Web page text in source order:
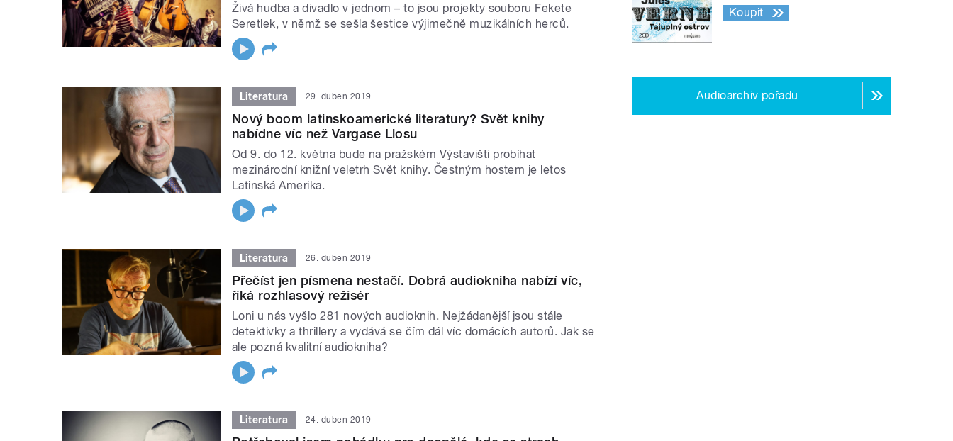
Živá hudba a divadlo v jednom – to jsou projekty souboru Fekete
Seretlek, v němž se sešla šestice výjimečně muzikálních herců.
Literatura 29. duben 2019
Nový boom latinskoamerické literatury? Svět knihy
nabídne víc než Vargase Llosu
Od 9. do 12. května bude na pražském Výstavišti probíhat
mezinárodní knižní veletrh Svět knihy. Čestným hostem je letos
Latinská Amerika.
Literatura 26. duben 2019
Přečíst jen písmena nestačí. Dobrá audiokniha nabízí víc,
říká rozhlasový režisér
Loni u nás vyšlo 281 nových audioknih. Nejžádanější jsou stále
detektivky a thrillery a vydává se čím dál víc domácích autorů. Jak se
ale pozná kvalitní audiokniha?
Literatura 24. duben 2019
Koupit
Audioarchiv pořadu